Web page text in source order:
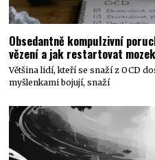
Obsedantně kompulzivní
vězení a jak restartovat mozek
Většina lidí, kteří se snaží z OCD
myšlenkami bojují, snaží